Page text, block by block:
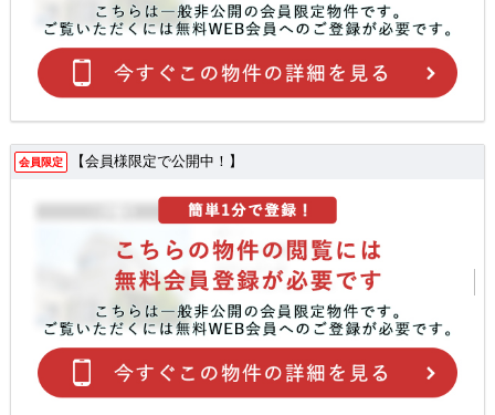
会員限定 【会員様限定で公開中！】